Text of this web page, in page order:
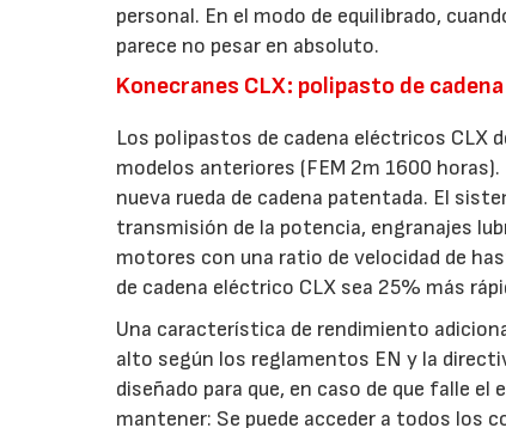
personal. En el modo de equilibrado,
parece no pesar en absoluto.
Konecranes CLX: polipasto de
Los polipastos de cadena eléctricos CLX
modelos anteriores (FEM 2m 1600
nueva rueda de cadena patentada. El
transmisión de la potencia, engranajes
motores con una ratio de velocidad de
de cadena eléctrico CLX sea 25% más
Una característica de rendimiento
alto según los reglamentos EN y la
diseñado para que, en caso de que falle el
mantener: Se puede acceder a todos los